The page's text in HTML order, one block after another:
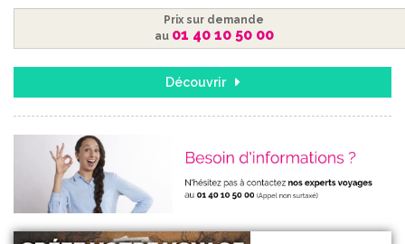
Prix sur demande
au 01 40 10 50 00
Découvrir